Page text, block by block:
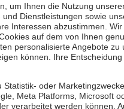
Bundesland
Telefonnummer